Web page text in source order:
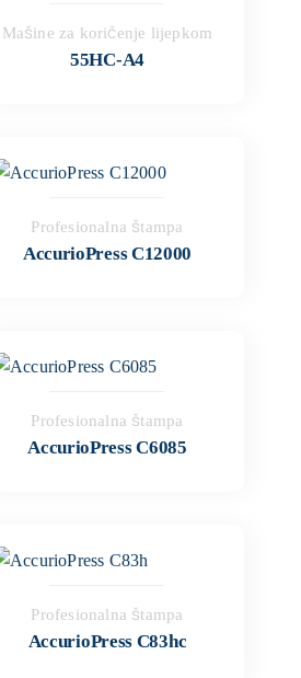
Mašine za koričenje lijepkom
55HC-A4
Profesionalna štampa
AccurioPress C12000
Profesionalna štampa
AccurioPress C6085
Profesionalna štampa
AccurioPress C83hc